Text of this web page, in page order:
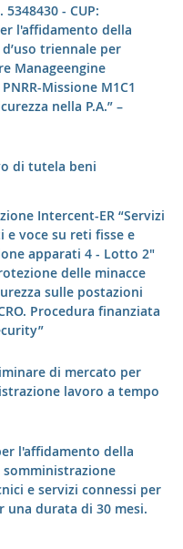
- CUP:
l'affidamento della
triennale per
Manageengine
Missione M1C1
nella P.A.” –
di tutela beni
Intercent-ER “Servizi
e voce su reti fisse e
apparati 4 - Lotto 2"
delle minacce
sulle postazioni
Procedura finanziata
di mercato per
lavoro a tempo
l'affidamento della
e servizi connessi per
una durata di 30 mesi.